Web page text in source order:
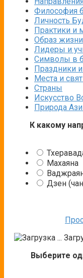
Философия
Личность
Практики и
Образ жизни
Лидеры и
Символы в
Праздники
Места и
Страны
Искусство
Природа
К какому
Махаяна
Дзен
Выберите